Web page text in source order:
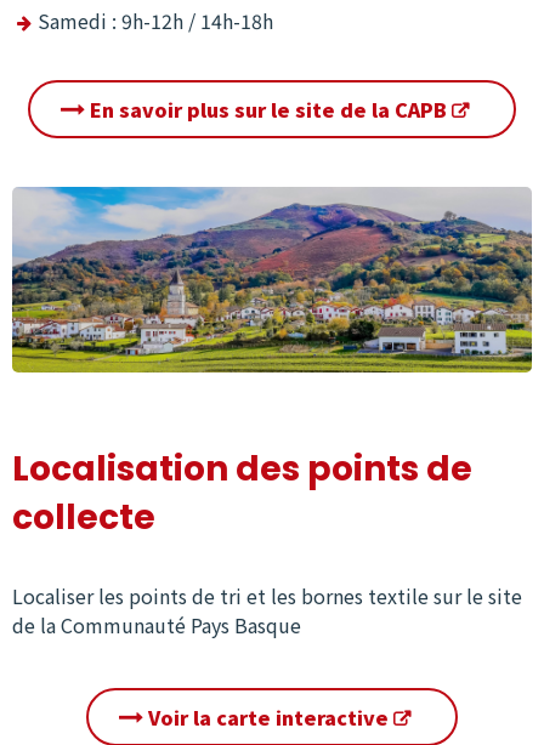
Samedi : 9h-12h / 14h-18h
En savoir plus sur le site de la CAPB
Localisation des points de
collecte
Localiser les points de tri et les bornes textile sur le site
de la Communauté Pays Basque
Voir la carte interactive